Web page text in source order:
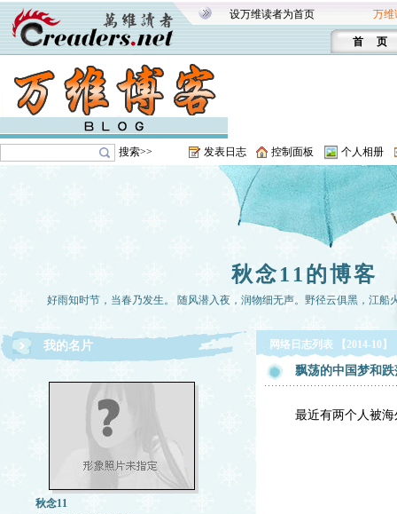
设万维读者为首页 万维
首 页
搜索>> 发表日志 控制面板 个人相册
秋念11的博客
好雨知时节，当春乃发生。 随风潜入夜，润物细无声。野径云俱黑，江船
我的名片
秋念11
网络日志列表 【2014-10】
飘荡的中国梦和
最近有两个人被